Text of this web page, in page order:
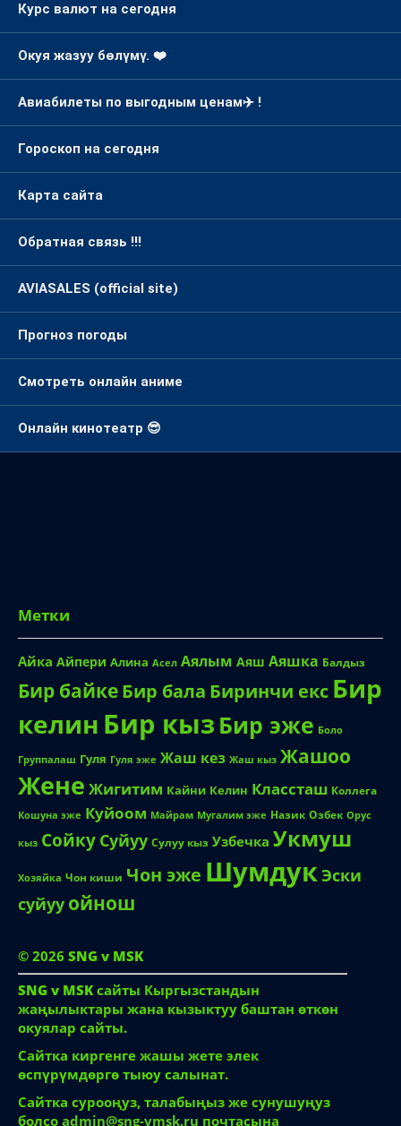
Курс валют на сегодня
Окуя жазуу бөлүмү. ❤️
Авиабилеты по выгодным ценам✈️ !
Гороскоп на сегодня
Карта сайта
Обратная связь !!!
AVIASALES (official site)
Прогноз погоды
Смотреть онлайн аниме
Онлайн кинотеатр 😎
Метки
Айка Айпери Алина Асел Аялым Аяш Аяшка Балдыз
Бир байкеБир бала Биринчи екс Бир
келин Бир кыз Бир эже Боло
Группалаш Гуля Гуля эже Жаш кез Жаш кыз Жашоо
Жене Жигитим Кайни Келин Классташ Коллега
Кошуна эже Куйоом Майрам Мугалим эже Назик Озбек Орус
кыз Сойку Суйуу Сулуу кыз Узбечка Укмуш
Хозяйка Чон киши Чон эже ШумдукЭски
суйуу ойнош
© 2026 SNG v MSK
SNG v MSK сайты Кыргызстандын
жаңылыктары жана кызыктуу баштан өткөн
окуялар сайты.
Сайтка киргенге жашы жете элек
өспүрүмдөргө тыюу салынат.
Сайтка сурооңуз, талабыңыз же сунушуңуз
болсо admin@sng-vmsk.ru почтасына